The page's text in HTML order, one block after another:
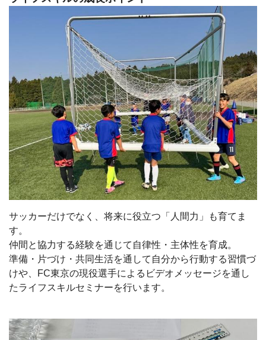
サッカーだけでなく、将来に役立つ「人間力」も育てま
す。
仲間と協力する経験を通じて自律性・主体性を育成。
準備・片づけ・共同生活を通して自分から行動する習慣づ
けや、
FC東京の現役選手によるビデオメッセージを通し
たライフスキルセミナーを行います。